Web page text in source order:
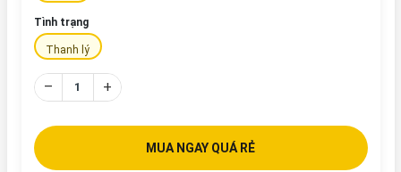
Tình trạng
Thanh lý
– +
MUA NGAY QUÁ RẺ